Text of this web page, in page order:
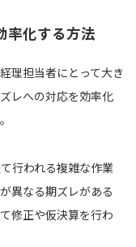
率化する方法
理担当者にとって大き
レへの対応を効率化
行われる複雑な作業
異なる期ズレがある
修正や仮決算を行わ